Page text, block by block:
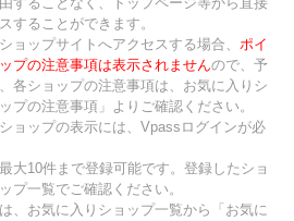
することができます。
ョップサイトへアクセスする場合、 ポイ
プの注意事項は表示されませんので、予
各ショップの注意事項は、お気に入りシ
プの注意事項」よりご確認ください。
ョップの表示には、Vpassログインが必
大10件まで登録可能です。登録したショ
プ一覧でご確認ください。
、お気に入りショップ一覧から「お気に